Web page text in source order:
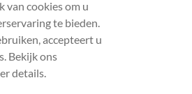
van cookies om u
te bieden.
accepteert u
Bekijk ons
details.